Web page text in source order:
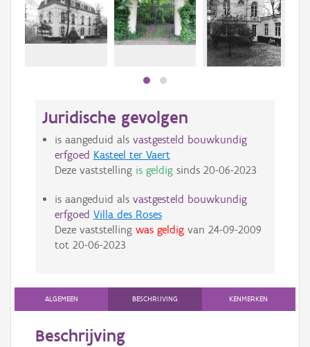
Juridische gevolgen
is aangeduid als vastgesteld bouwkundig
erfgoed Kasteel ter Vaert
Deze vaststelling is geldigsinds 20-06-2023
is aangeduid als vastgesteld bouwkundig
erfgoed Villa des Roses
Deze vaststelling was geldigvan 24-09-2009
tot 20-06-2023
ALGEMEEN BESCHRIJVING KENMERKEN
Beschrijving